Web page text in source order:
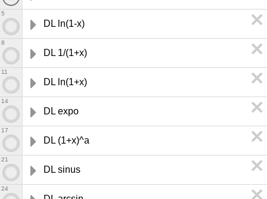
DL ln(1-x)
5
DL 1/(1+x)
8
DL ln(1+x)
11
DL expo
14
DL (1+x)^a
17
DL sinus
21
24